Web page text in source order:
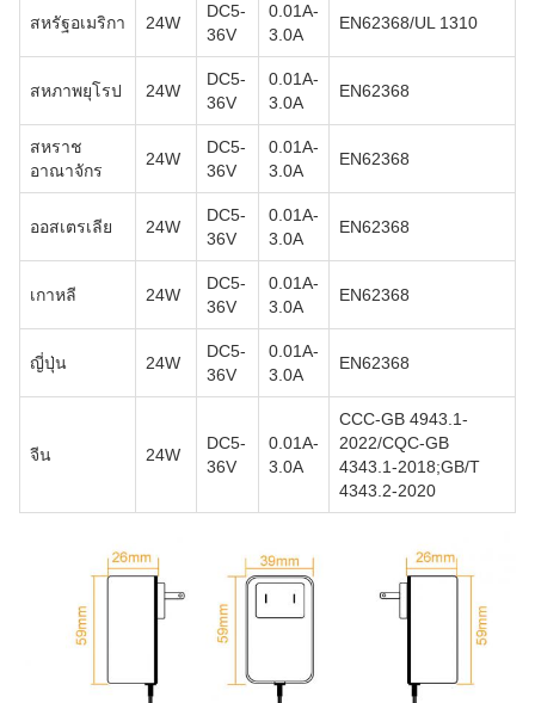
สหรัฐอเมริกา 24W
DC5-
36V
0.01A-
3.0A
EN62368/UL 1310
สหภาพยุโรป 24W
DC5-
36V
0.01A-
3.0A
EN62368
สหราช
อาณาจักร
24W
DC5-
36V
0.01A-
3.0A
EN62368
ออสเตรเลีย 24W
DC5-
36V
0.01A-
3.0A
EN62368
เกาหลี 24W
DC5-
36V
0.01A-
3.0A
EN62368
ญี่ปุ่น 24W
DC5-
36V
0.01A-
3.0A
EN62368
จีน 24W
DC5-
36V
0.01A-
3.0A
CCC-GB 4943.1-
2022/CQC-GB
4343.1-2018;GB/T
4343.2-2020